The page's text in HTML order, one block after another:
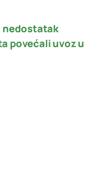
nedostatak
povećali uvoz u